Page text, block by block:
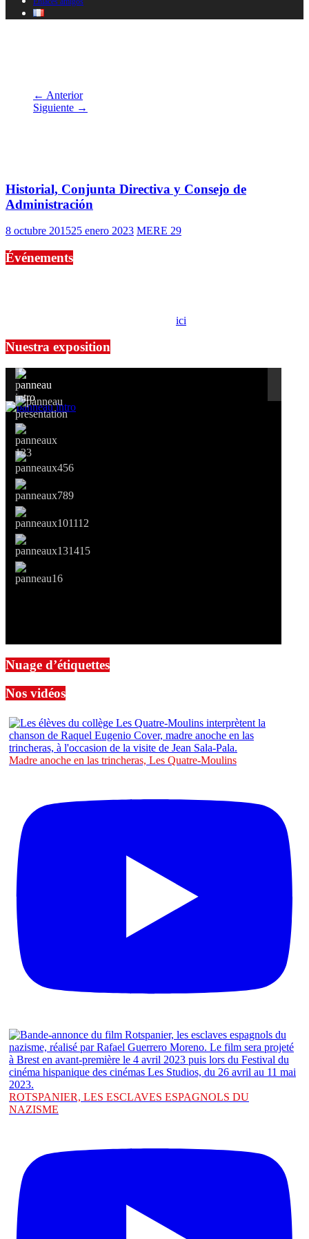
← Anterior
Siguiente →
Historial, Conjunta Directiva y Consejo de
Administración
8 octubre 201525 enero 2023 MERE 29
Événements
ici
Nuestra exposition
Nuage d’étiquettes
Nos vidéos
Madre anoche en las trincheras, Les Quatre-Moulins
ROTSPANIER, LES ESCLAVES ESPAGNOLS DU
NAZISME